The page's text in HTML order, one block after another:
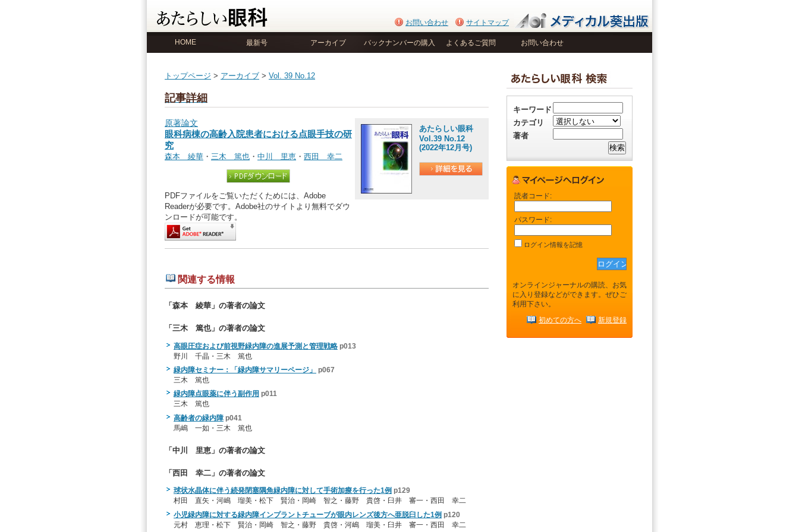
お問い合わせ サイトマップ
HOME 最新号 アーカイブ バックナンバーの購入 よくあるご質問 お問い合わせ
トップページ > アーカイブ > Vol. 39 No.12
記事詳細
あたらしい眼科
Vol.39 No.12
(2022年12月号)
原著論文
眼科病棟の高齢入院患者における点眼手技の研
究
森本 綾華 ・ 三木 篤也 ・ 中川 里恵 ・ 西田 幸二
PDFファイルをご覧いただくためには、Adobe
Readerが必要です。Adobe社のサイトより無料でダウ
ンロードが可能です。
関連する情報
「森本 綾華」の著者の論文
「三木 篤也」の著者の論文
高眼圧症および前視野緑内障の進展予測と管理戦略 p013
野川 千晶・三木 篤也
緑内障セミナー：「緑内障サマリーページ」
p067
三木 篤也
緑内障点眼薬に伴う副作用 p011
三木 篤也
高齢者の緑内障 p041
馬嶋 一如・三木 篤也
「中川 里恵」の著者の論文
「西田 幸二」の著者の論文
球状水晶体に伴う続発閉塞隅角緑内障に対して手術加療を行った1例 p129
村田 直矢・河嶋 瑠美・松下 賢治・岡崎 智之・藤野 貴啓・臼井 審一・西田 幸二
小児緑内障に対する緑内障インプラントチューブが眼内レンズ後方へ亜脱臼した1例 p120
元村 恵理・松下 賢治・岡崎 智之・藤野 貴啓・河嶋 瑠美・臼井 審一・西田 幸二
キーワード
カテゴリ
著者
読者コード:
パスワード:
ログイン情報を記憶
オンラインジャーナルの購読、お気
に入り登録などができます。ぜひご
利用下さい。
初めての方へ 新規登録